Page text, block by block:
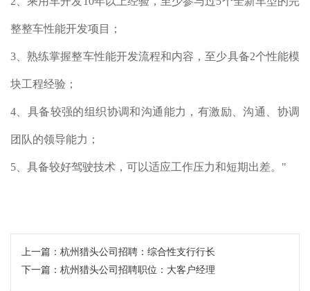
整整车性能开发项目；
3、熟练掌握整车性能开发流程和内容，至少具备2个性能模
块工程经验；
4、具备较强的组织协调和沟通能力，有激励、沟通、协调
团队的领导能力；
5、具备较好驾驶技术，可以适应工作压力和短期出差。"
上一篇： 杭州猎头公司招聘：综合性支行行长
下一篇： 杭州猎头公司招聘职位：大客户经理